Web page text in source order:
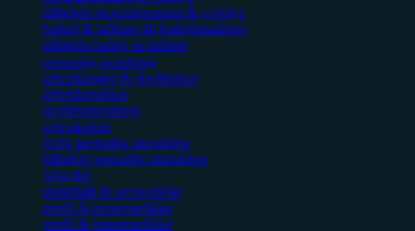
tillbehör skogsutrustning & verktyg
batteri & laddare till batterimaskiner
tillbehör batteri & laddare
personlig utrustning
arbetskängor & skyddsskor
arbetshandskar
skyddsutrustning
arbetskläder
övrig personlig utrustning
tillbehör personlig utrustning
Visa fler
underhåll & servicedelar
profil & presentartiklar
profil & presentartiklar